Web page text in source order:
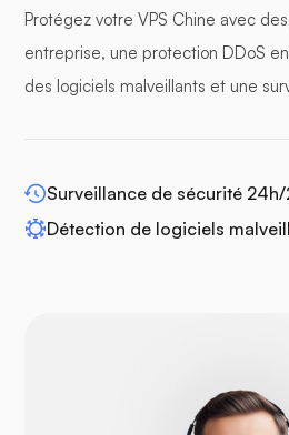
panneaux
WP-extendify
Protégez votre VPS Chine avec
entreprise, une protection DDoS
des logiciels malveillants et une
Surveillance de sécurité
Détection de logiciels